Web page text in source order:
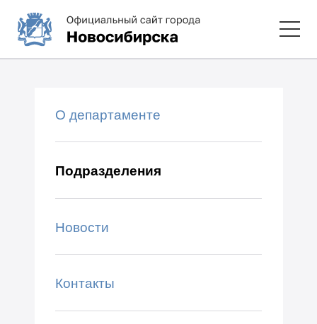
О департаменте
Подразделения
Новости
Контакты